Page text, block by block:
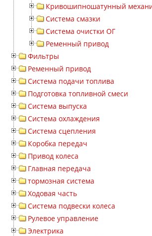
Кривошипношатунный
Система смазки
Система очистки ОГ
Ременный привод
Фильтры
Ременный привод
Система подачи топлива
Подготовка топливной смеси
Система выпуска
Система охлаждения
Система сцепления
Коробка передач
Привод колеса
Главная передача
тормозная система
Ходовая часть
Система подвески колеса
Рулевое управление
Электрика